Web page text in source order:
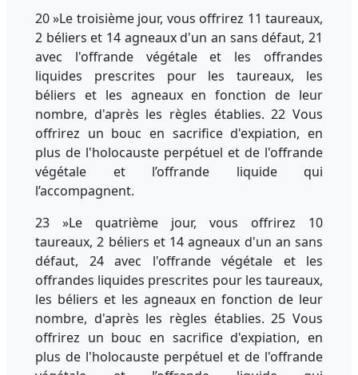
20 »Le troisième jour, vous offrirez 11 taureaux,
2 béliers et 14 agneaux d'un an sans défaut, 21
avec l'offrande végétale et les offrandes
liquides prescrites pour les taureaux, les
béliers et les agneaux en fonction de leur
nombre, d'après les règles établies. 22 Vous
offrirez un bouc en sacrifice d'expiation, en
plus de l'holocauste perpétuel et de l'offrande
végétale et l’offrande liquide qui
l’accompagnent.
23 »Le quatrième jour, vous offrirez 10
taureaux, 2 béliers et 14 agneaux d'un an sans
défaut, 24 avec l'offrande végétale et les
offrandes liquides prescrites pour les taureaux,
les béliers et les agneaux en fonction de leur
nombre, d'après les règles établies. 25 Vous
offrirez un bouc en sacrifice d'expiation, en
plus de l'holocauste perpétuel et de l'offrande